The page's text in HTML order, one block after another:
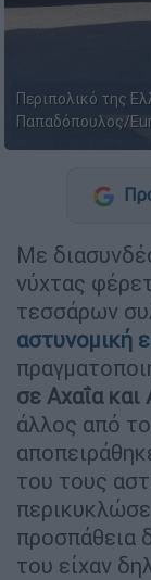
Περιπολικό της
Παπαδόπουλος/
Με
νύχτας
τεσσάρων
αστυνομική
σε Αχαΐα και
άλλος από
του τους
προσπάθεια
του είχαν